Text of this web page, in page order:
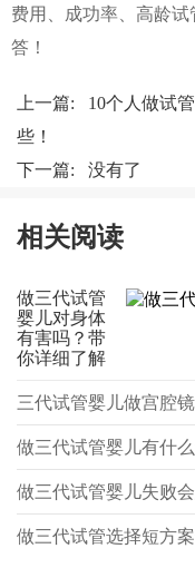
费用、成功率、高龄
答！
上一篇: 10个人做试
些！
下一篇: 没有了
相关阅读
做三代试管
婴儿对身体
有害吗？带
你详细了解
三代试管婴儿做宫腔
做三代试管婴儿有什
做三代试管婴儿失败
做三代试管选择短方